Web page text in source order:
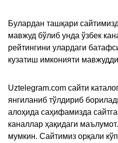
Булардан ташқари
мавжуд бўлиб унда ўзбек
рейтингини улардаги
кузатиш имконияти
Uztelegram.com сайти
янгиланиб тўлдириб
алоҳида саҳифамизда
каналлар ҳақидаги
мумкин. Сайтимиз орқали